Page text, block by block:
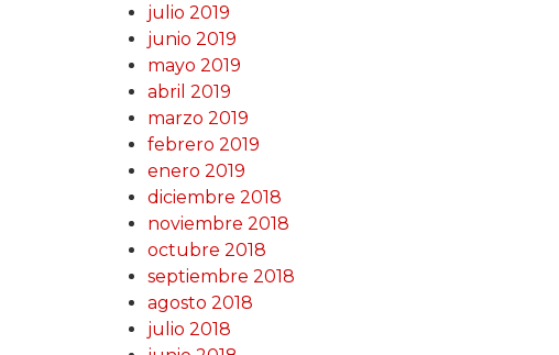
julio 2019
junio 2019
mayo 2019
abril 2019
marzo 2019
febrero 2019
enero 2019
diciembre 2018
noviembre 2018
octubre 2018
septiembre 2018
agosto 2018
julio 2018